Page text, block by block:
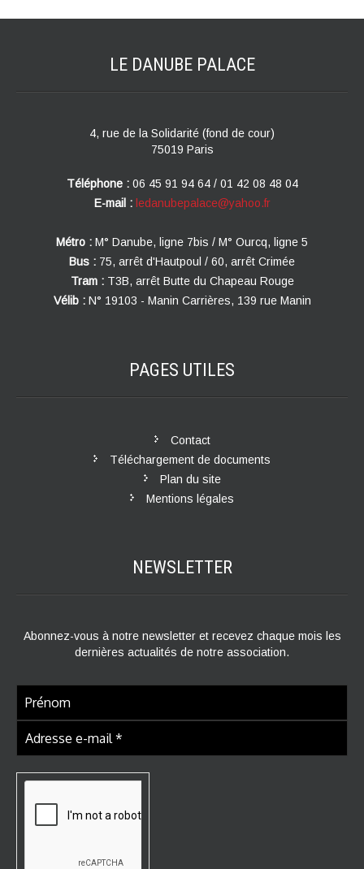
LE DANUBE PALACE
4, rue de la Solidarité (fond de cour)
75019 Paris
Téléphone : 06 45 91 94 64 / 01 42 08 48 04
E-mail : ledanubepalace@yahoo.fr
Métro : M° Danube, ligne 7bis / M° Ourcq, ligne 5
Bus : 75, arrêt d'Hautpoul / 60, arrêt Crimée
Tram : T3B, arrêt Butte du Chapeau Rouge
Vélib : N° 19103 - Manin Carrières, 139 rue Manin
PAGES UTILES
Contact
Téléchargement de documents
Plan du site
Mentions légales
NEWSLETTER
Abonnez-vous à notre newsletter et recevez chaque mois les
dernières actualités de notre association.